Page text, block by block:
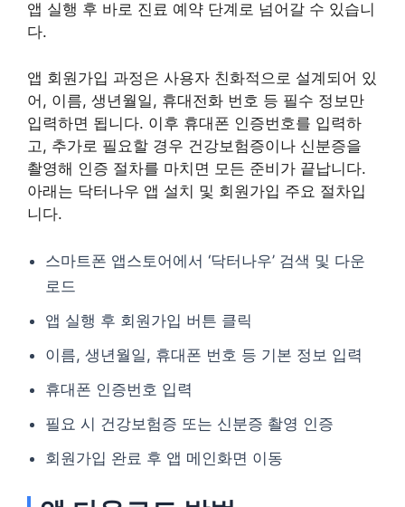
앱 실행 후 바로 진료 예약 단계로 넘어갈 수 있습니
다.
앱 회원가입 과정은 사용자 친화적으로 설계되어 있
어, 이름, 생년월일, 휴대전화 번호 등 필수 정보만
입력하면 됩니다. 이후 휴대폰 인증번호를 입력하
고, 추가로 필요할 경우 건강보험증이나 신분증을
촬영해 인증 절차를 마치면 모든 준비가 끝납니다.
아래는 닥터나우 앱 설치 및 회원가입 주요 절차입
니다.
스마트폰 앱스토어에서 ‘닥터나우’ 검색 및 다운
로드
앱 실행 후 회원가입 버튼 클릭
이름, 생년월일, 휴대폰 번호 등 기본 정보 입력
휴대폰 인증번호 입력
필요 시 건강보험증 또는 신분증 촬영 인증
회원가입 완료 후 앱 메인화면 이동